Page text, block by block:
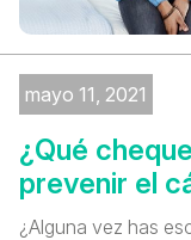
mayo 11, 2021
¿Qué
prevenir el
¿Alguna vez has